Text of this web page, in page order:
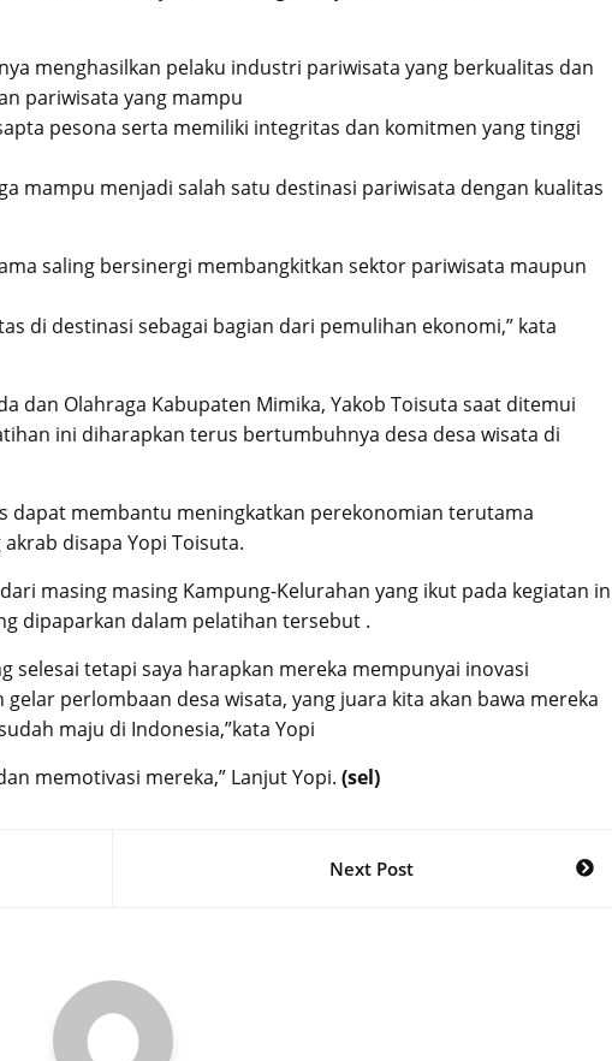
menghasilkan pelaku industri pariwisata yang berkualitas dan
pariwisata yang mampu
pesona serta memiliki integritas dan komitmen yang tinggi
mampu menjadi salah satu destinasi pariwisata dengan kualitas
saling bersinergi membangkitkan sektor pariwisata maupun
di destinasi sebagai bagian dari pemulihan ekonomi,” kata
dan Olahraga Kabupaten Mimika, Yakob Toisuta saat ditemui
ini diharapkan terus bertumbuhnya desa desa wisata di
dapat membantu meningkatkan perekonomian terutama
disapa Yopi Toisuta.
masing masing Kampung-Kelurahan yang ikut pada kegiatan
dipaparkan dalam pelatihan tersebut .
selesai tetapi saya harapkan mereka mempunyai inovasi
perlombaan desa wisata, yang juara kita akan bawa mereka
maju di Indonesia,”kata Yopi
memotivasi mereka,” Lanjut Yopi. (sel)
Next Post